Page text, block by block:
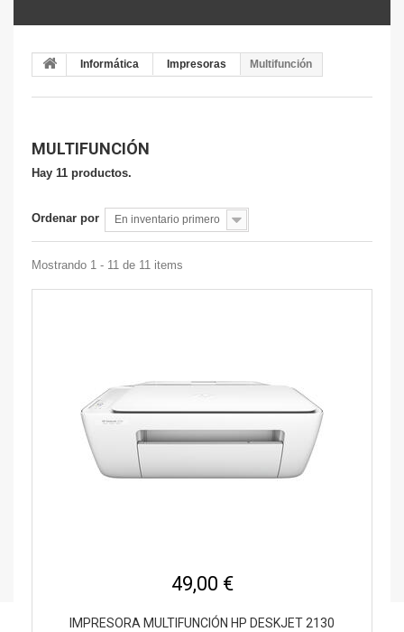
Informática Impresoras Multifunción
MULTIFUNCIÓN
Hay 11 productos.
Ordenar por En inventario primero
Mostrando 1 - 11 de 11 items
49,00 €
IMPRESORA MULTIFUNCIÓN HP DESKJET 2130